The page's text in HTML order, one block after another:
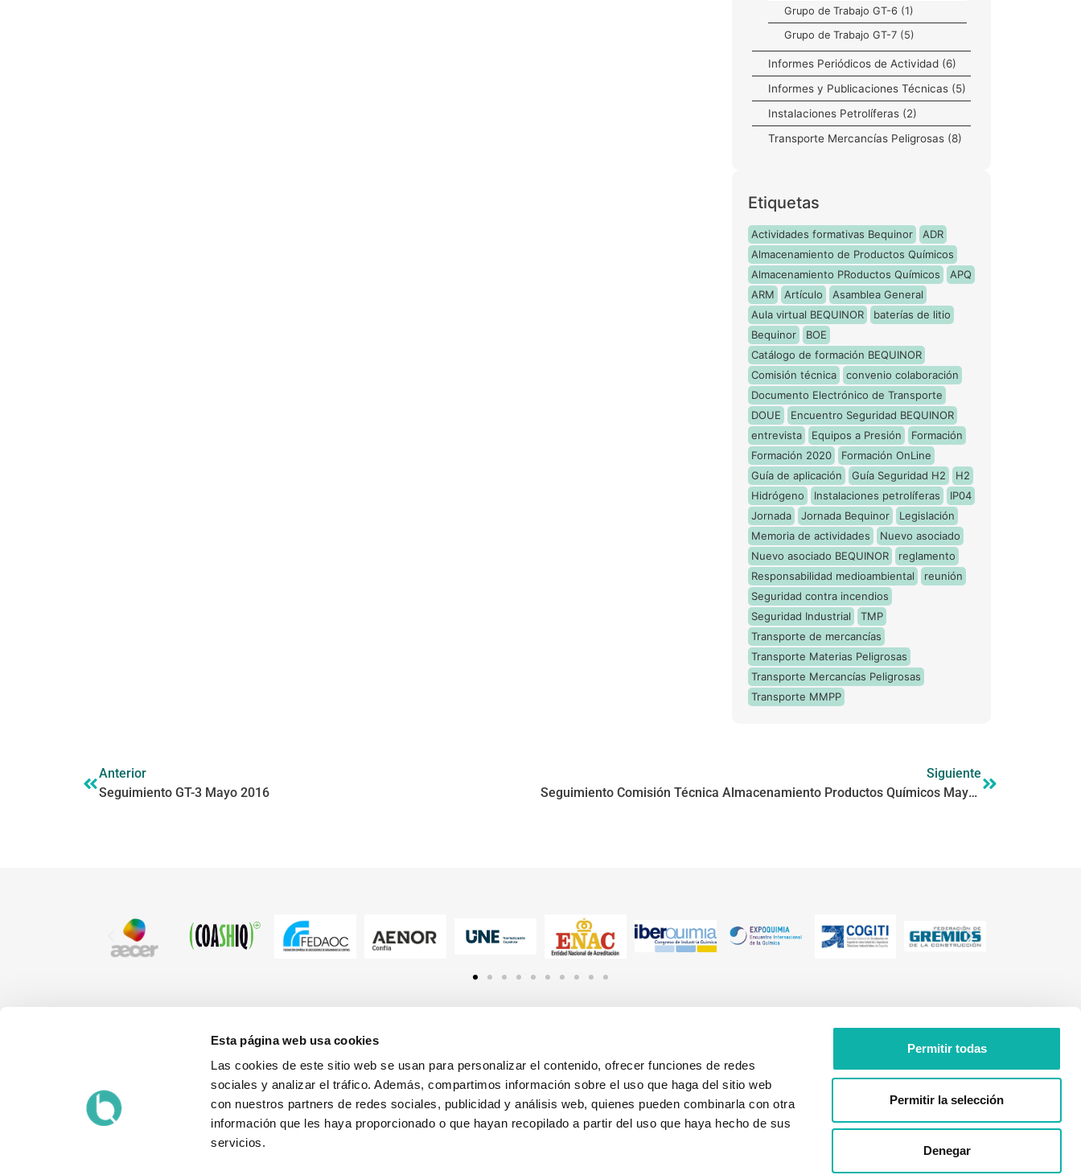
Esta página web usa cookies
Las cookies de este sitio web se usan para personalizar el contenido, ofrecer funciones de redes
sociales y analizar el tráfico. Además, compartimos información sobre el uso que haga del sitio web
con nuestros partners de redes sociales, publicidad y análisis web, quienes pueden combinarla con otra
información que les haya proporcionado o que hayan recopilado a partir del uso que haya hecho de sus
servicios.
Permitir todas
Permitir la selección
Denegar
Grupo de Trabajo GT-6 (1)
Grupo de Trabajo GT-7 (5)
Informes Periódicos de Actividad (6)
Informes y Publicaciones Técnicas (5)
Instalaciones Petrolíferas (2)
Transporte Mercancías Peligrosas (8)
Etiquetas
Actividades formativas Bequinor
ADR
Almacenamiento de Productos Químicos
Almacenamiento PRoductos Químicos
APQ
ARM
Artículo
Asamblea General
Aula virtual BEQUINOR
baterías de litio
Bequinor
BOE
Catálogo de formación BEQUINOR
Comisión técnica
convenio colaboración
Documento Electrónico de Transporte
DOUE
Encuentro Seguridad BEQUINOR
entrevista
Equipos a Presión
Formación
Formación 2020
Formación OnLine
Guía de aplicación
Guía Seguridad H2
H2
Hidrógeno
Instalaciones petrolíferas
IP04
Jornada
Jornada Bequinor
Legislación
Memoria de actividades
Nuevo asociado
Nuevo asociado BEQUINOR
reglamento
Responsabilidad medioambiental
reunión
Seguridad contra incendios
Seguridad Industrial
TMP
Transporte de mercancías
Transporte Materias Peligrosas
Transporte Mercancías Peligrosas
Transporte MMPP
Anterior
Seguimiento GT-3 Mayo 2016
Siguiente
Seguimiento Comisión Técnica Almacenamiento Productos Químicos Mayo 2016
Quienes Somos
Qué hacemos
Asociados
Comisiones
Comités
Próximas formaciones
Cursos online
Cursos a medida
QUIERO